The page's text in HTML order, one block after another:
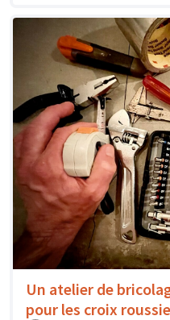
Un atelier de
pour les croix